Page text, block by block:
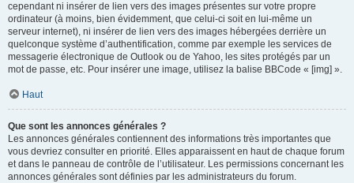
cependant ni insérer de lien vers des images présentes sur votre propre
ordinateur (à moins, bien évidemment, que celui-ci soit en lui-même un
serveur internet), ni insérer de lien vers des images hébergées derrière un
quelconque système d’authentification, comme par exemple les services de
messagerie électronique de Outlook ou de Yahoo, les sites protégés par un
mot de passe, etc. Pour insérer une image, utilisez la balise BBCode « [img] ».
Haut
Que sont les annonces générales ?
Les annonces générales contiennent des informations très importantes que
vous devriez consulter en priorité. Elles apparaissent en haut de chaque forum
et dans le panneau de contrôle de l’utilisateur. Les permissions concernant les
annonces générales sont définies par les administrateurs du forum.